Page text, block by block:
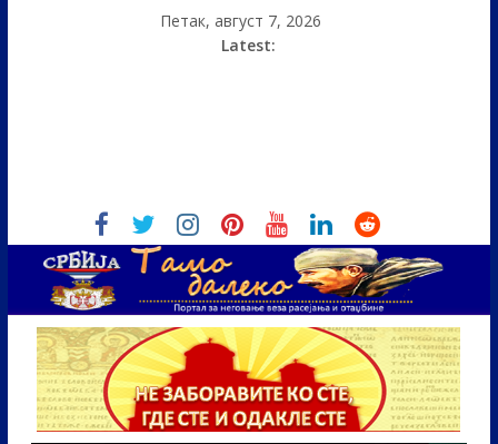
Петак, август 7, 2026
Latest: